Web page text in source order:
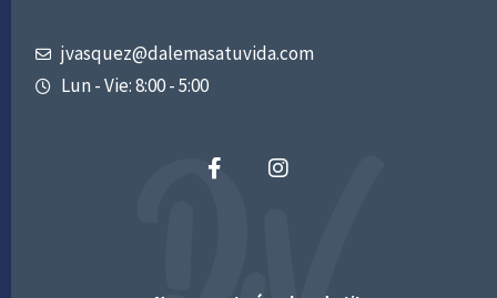
jvasquez@dalemasatuvida.com
Lun - Vie: 8:00 - 5:00